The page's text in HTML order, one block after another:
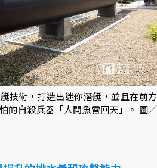
技術，打造出迷你潛艇，並且在前方
的自殺兵器「人間魚雷回天」。 圖／